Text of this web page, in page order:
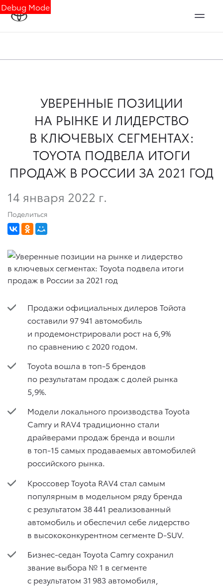
Debug Mode
УВЕРЕННЫЕ ПОЗИЦИИ
НА РЫНКЕ И ЛИДЕРСТВО
В КЛЮЧЕВЫХ СЕГМЕНТАХ:
TOYOTA ПОДВЕЛА ИТОГИ
ПРОДАЖ В РОССИИ ЗА 2021 ГОД
14 января 2022 г.
Поделиться
Продажи официальных дилеров Тойота
составили 97 941 автомобиль
и продемонстрировали рост на 6,9%
по сравнению с 2020 годом.
Toyota вошла в топ-5 брендов
по результатам продаж с долей рынка
5,9%.
Модели локального производства Toyota
Camry и RAV4 традиционно стали
драйверами продаж бренда и вошли
в топ-15 самых продаваемых автомобилей
российского рынка.
Кроссовер Toyota RAV4 стал самым
популярным в модельном ряду бренда
с результатом 38 441 реализованный
автомобиль и обеспечил себе лидерство
в высококонкурентном сегменте D-SUV.
Бизнес-седан Toyota Camry сохранил
звание выбора № 1 в сегменте
с результатом 31 983 автомобиля,